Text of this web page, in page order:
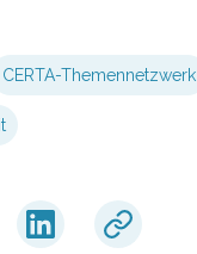
CERTA-Themennetzwerk